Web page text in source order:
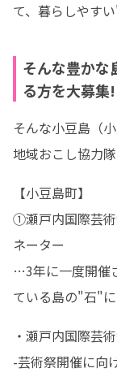
て、暮らしやす
そんな豊かな
る方を大募集
そんな小豆島（
地域おこし協力
【小豆島町】
①瀬戸内国際芸術
ネーター
…3年に一度開催
ている島の"石"に
・瀬戸内国際芸
-芸術祭開催に向